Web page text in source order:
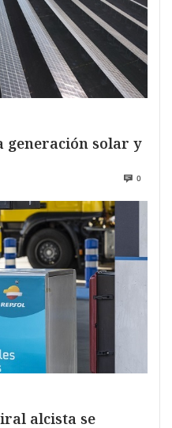
generación solar y
0
alcista se